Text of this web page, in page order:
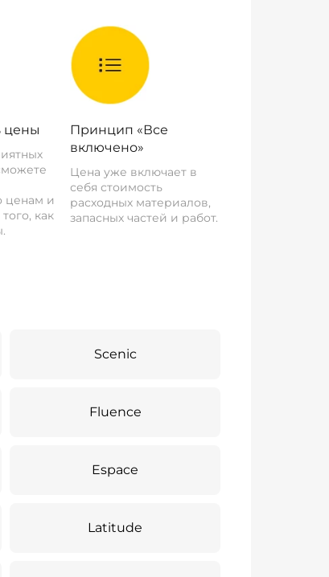
цены
ценам и
как
Принцип «Все
включено»
Цена уже включает в
себя стоимость
расходных материалов,
запасных частей и работ.
Scenic
Fluence
Espace
Latitude